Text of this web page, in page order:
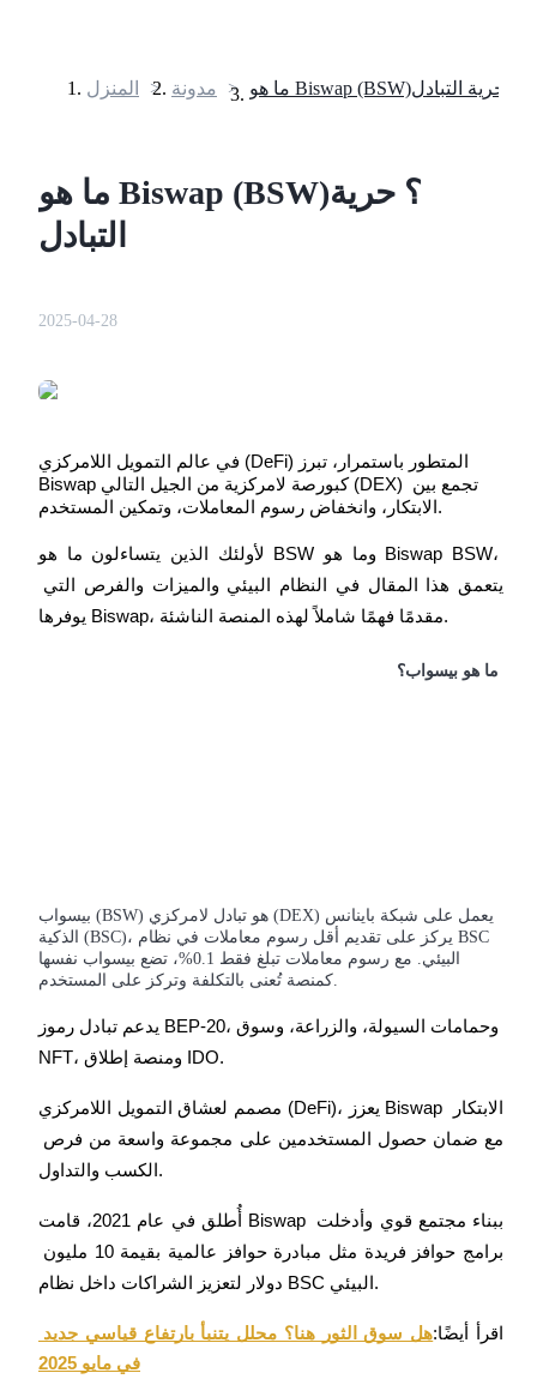
العقود الآجلة USDC
العقود الآجلة باستخدام USDC كضمان
نسخ التداول
المنزل > مدونة > ما هو Biswap (BSW)؟ حرية التبادل
ما هو Biswap (BSW)؟ حرية
التبادل
2025-04-28
في عالم التمويل اللامركزي (DeFi) المتطور باستمرار، تبرز
Biswap كبورصة لامركزية من الجيل التالي (DEX) تجمع بين
الابتكار، وانخفاض رسوم المعاملات، وتمكين المستخدم.
لأولئك الذين يتساءلون ما هو BSW وما هو Biswap BSW،
يوفرها Biswap، مقدمًا فهمًا شاملاً لهذه المنصة الناشئة.
ما هو بيسواب؟
بيسواب (BSW) هو تبادل لامركزي (DEX) يعمل على شبكة باينانس
الذكية (BSC)، يركز على تقديم أقل رسوم معاملات في نظام BSC
البيئي. مع رسوم معاملات تبلغ فقط 0.1%، تضع بيسواب نفسها
يدعم تبادل رموز BEP-20، وحمامات السيولة، والزراعة، وسوق
NFT، ومنصة إطلاق IDO.
مصمم لعشاق التمويل اللامركزي (DeFi)، يعزز Biswap الابتكار
الكسب والتداول.
أُطلق في عام 2021، قامت Biswap ببناء مجتمع قوي وأدخلت
دولار لتعزيز الشراكات داخل نظام BSC البيئي.
اقرأ أيضًا:
في مايو 2025